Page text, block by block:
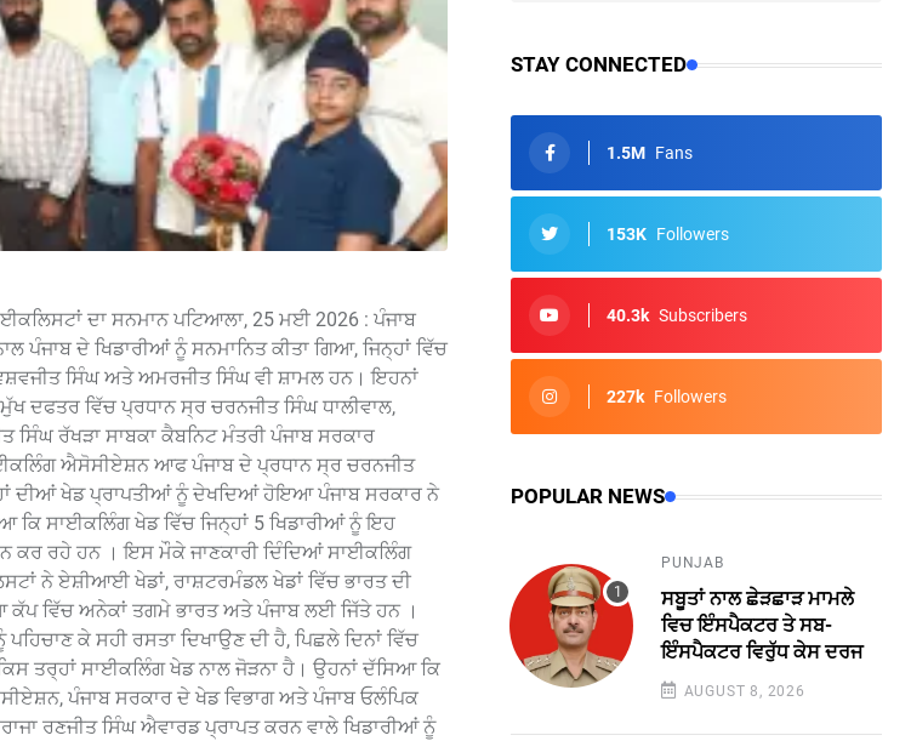
ਦਾ ਸਨਮਾਨ ਪਟਿਆਲਾ, 25 ਮਈ 2026 : ਪੰਜਾਬ
ਦੇ ਖਿਡਾਰੀਆਂ ਨੂੰ ਸਨਮਾਨਿਤ ਕੀਤਾ ਗਿਆ, ਜਿਨ੍ਹਾਂ ਵਿੱਚ
ਸਿੰਘ ਅਤੇ ਅਮਰਜੀਤ ਸਿੰਘ ਵੀ ਸ਼ਾਮਲ ਹਨ। ਇਹਨਾਂ
ਦਫਤਰ ਵਿੱਚ ਪ੍ਰਧਾਨ ਸ੍ਰ ਚਰਨਜੀਤ ਸਿੰਘ ਧਾਲੀਵਾਲ,
ਰੱਖੜਾ ਸਾਬਕਾ ਕੈਬਨਿਟ ਮੰਤਰੀ ਪੰਜਾਬ ਸਰਕਾਰ
ਐਸੋਸੀਏਸ਼ਨ ਆਫ ਪੰਜਾਬ ਦੇ ਪ੍ਰਧਾਨ ਸ੍ਰ ਚਰਨਜੀਤ
ਦੀਆਂ ਖੇਡ ਪ੍ਰਾਪਤੀਆਂ ਨੂੰ ਦੇਖਦਿਆਂ ਹੋਇਆ ਪੰਜਾਬ ਸਰਕਾਰ ਨੇ
ਕਿ ਸਾਈਕਲਿੰਗ ਖੇਡ ਵਿੱਚ ਜਿਨ੍ਹਾਂ 5 ਖਿਡਾਰੀਆਂ ਨੂੰ ਇਹ
ਕਰ ਰਹੇ ਹਨ । ਇਸ ਮੌਕੇ ਜਾਣਕਾਰੀ ਦਿੰਦਿਆਂ ਸਾਈਕਲਿੰਗ
ਨੇ ਏਸ਼ੀਆਈ ਖੇਡਾਂ, ਰਾਸ਼ਟਰਮੰਡਲ ਖੇਡਾਂ ਵਿੱਚ ਭਾਰਤ ਦੀ
ਕੱਪ ਵਿੱਚ ਅਨੇਕਾਂ ਤਗਮੇ ਭਾਰਤ ਅਤੇ ਪੰਜਾਬ ਲਈ ਜਿੱਤੇ ਹਨ ।
ਕੇ ਸਹੀ ਰਸਤਾ ਦਿਖਾਉਣ ਦੀ ਹੈ, ਪਿਛਲੇ ਦਿਨਾਂ ਵਿੱਚ
ਤਰ੍ਹਾਂ ਸਾਈਕਲਿੰਗ ਖੇਡ ਨਾਲ ਜੋੜਨਾ ਹੈ। ਉਹਨਾਂ ਦੱਸਿਆ ਕਿ
ਪੰਜਾਬ ਸਰਕਾਰ ਦੇ ਖੇਡ ਵਿਭਾਗ ਅਤੇ ਪੰਜਾਬ ਓਲੰਪਿਕ
ਰਣਜੀਤ ਸਿੰਘ ਐਵਾਰਡ ਪ੍ਰਾਪਤ ਕਰਨ ਵਾਲੇ ਖਿਡਾਰੀਆਂ ਨੂੰ
STAY CONNECTED
1.5M Fans
153K Followers
40.3k Subscribers
227k Followers
POPULAR NEWS
PUNJAB
ਸਬੂਤਾਂ ਨਾਲ ਛੇੜਛਾੜ ਮਾਮਲੇ
ਵਿਚ ਇੰਸਪੈਕਟਰ ਤੇ ਸਬ-
ਇੰਸਪੈਕਟਰ ਵਿਰੁੱਧ ਕੇਸ ਦਰਜ
AUGUST 8, 2026